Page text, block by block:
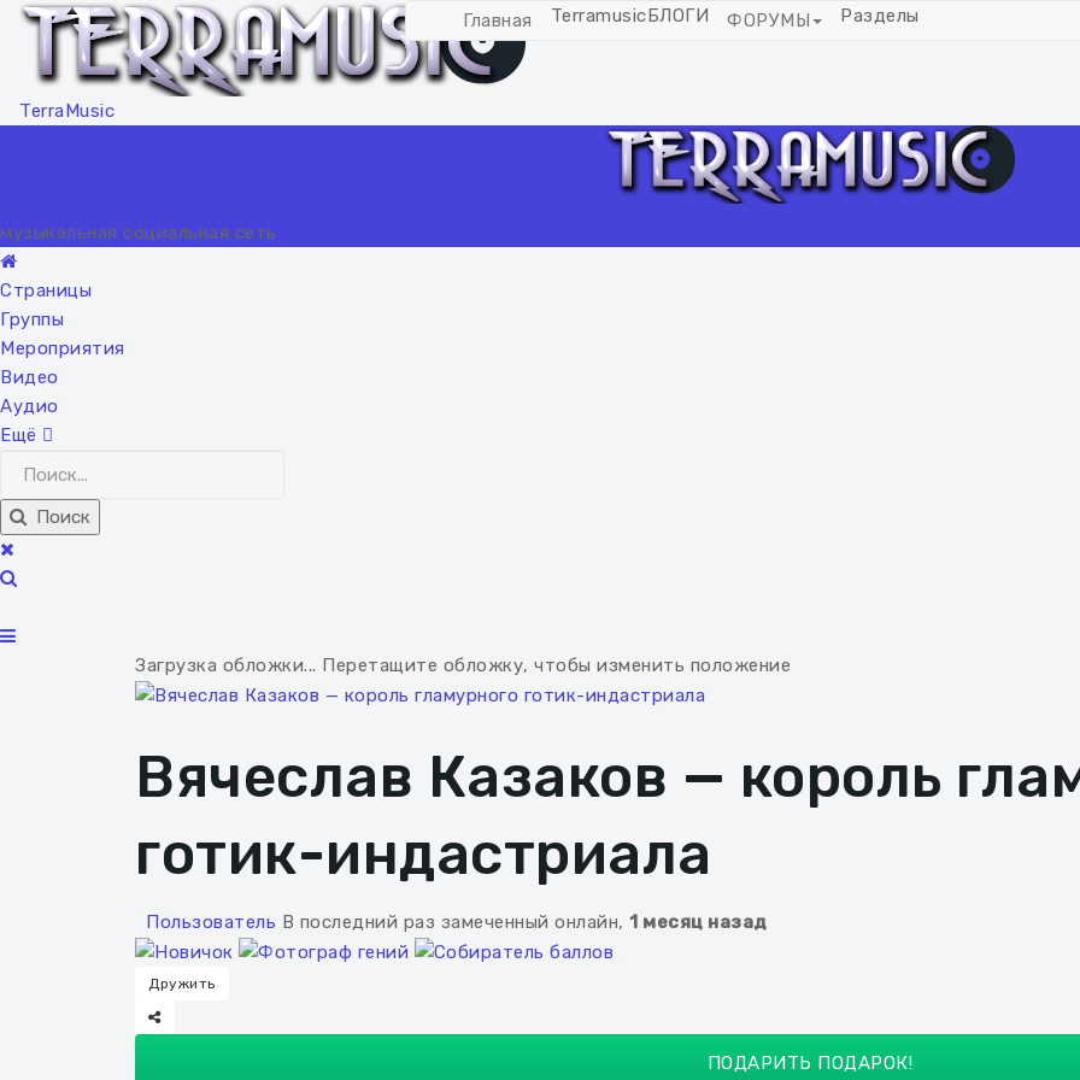
TerraMusic
Главная TerramusicБЛОГИ ФОРУМЫ Разделы
музыкальная социальная сеть
Страницы
Группы
Мероприятия
Видео
Аудио
Ещё
Поиск
Загрузка обложки... Перетащите обложку, чтобы изменить положение
Вячеслав Казаков — король
готик-индастриала
Пользователь В последний раз замеченный онлайн, 1 месяц назад
Дружить
ПОДАРИТЬ ПОДАРОК!